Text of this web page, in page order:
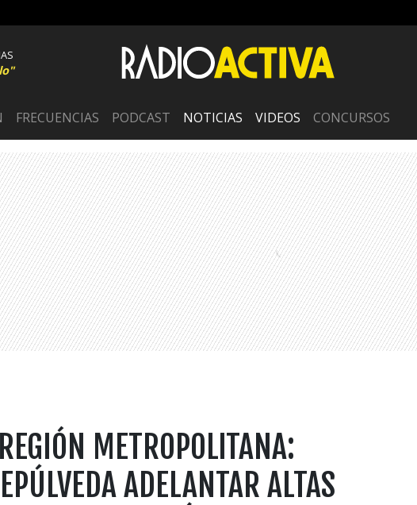
FRECUENCIAS PODCAST NOTICIAS VIDEOS CONCURSOS
METROPOLITANA:
ADELANTAR ALTAS